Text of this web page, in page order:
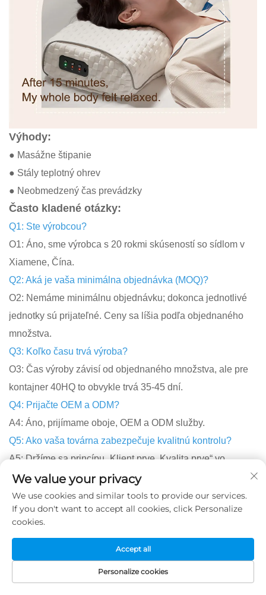
Výhody:
● Masážne štipanie
● Stály teplotný ohrev
● Neobmedzený čas prevádzky
Často kladené otázky:
Q1: Ste výrobcou?
O1: Áno, sme výrobca s 20 rokmi skúseností so sídlom v
Xiamene, Čína.
Q2: Aká je vaša minimálna objednávka (MOQ)?
O2: Nemáme minimálnu objednávku; dokonca jednotlivé
jednotky sú prijateľné. Ceny sa líšia podľa objednaného
množstva.
Q3: Koľko času trvá výroba?
O3: Čas výroby závisí od objednaného množstva, ale pre
kontajner 40HQ to obvykle trvá 35-45 dní.
Q4: Prijačte OEM a ODM?
A4: Áno, prijímame oboje, OEM a ODM služby.
Q5: Ako vaša továrna zabezpečuje kvalitnú kontrolu?
A5: Držíme sa princípu „Klient prve, Kvalita prve“ vo
všetkých našich operáciách.
Q6: Môžem navštíviť vašu továrnu?
A6: Samozrejme, vždy ste vití. Ak nás kontaktujete napred,
Q7: Majete niektoré patenty?
A7: Áno, máme viac ako 200 užitočných a dizajnových
patentov.
DOMOVSKÁ
We value your privacy
We use cookies and similar tools to provide our services.
If you don't want to accept all cookies, click Personalize
cookies.
Personalize cookies
Accept all